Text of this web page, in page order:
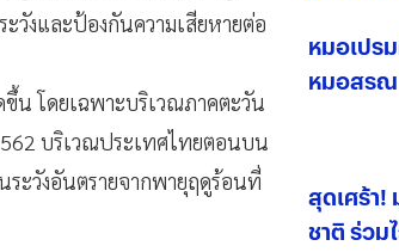
วังและป้องกันความเสียหายต่อ
น โดยเฉพาะบริเวณภาคตะวัน
บริเวณประเทศไทยตอนบน
ะวังอันตรายจากพายุฤดูร้อนที่
หมอเปรมศักดิ์ จี้ อนุทิน ยุบ
หมอสรณ
สุดเศร้า!
ชาติ ร่วม